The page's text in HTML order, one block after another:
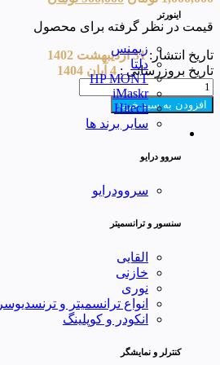
اینورتر
زیمنس
دلتا
HP MONT
iMaskr
Hitech
سایر برند ها
سروو درایو
سروودرایو
سنسور و ترانسمیتر
القایی
خازنی
نوری
انواع ترانسمیتر و ترنسدیوسر
انکودر و کوپلینگ
کنترلر و نمایشگر
1,000,000 تومان900,000 تومان.قیمت در نظر گرفته برای محصول
تاریخ انتشار:31 اردیبهشت 1402
تاریخ بروزرسانی : 4 آبان 1404
نرم
افزار
Automation
2.5.2
افزودن به سبد خرید